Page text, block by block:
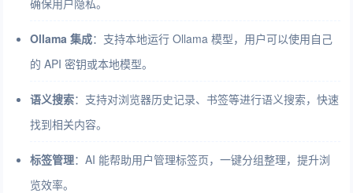
确保用户隐私。
Ollama 集成：支持本地运行 Ollama 模型，用户可以使用自己
的 API 密钥或本地模型。
语义搜索：支持对浏览器历史记录、书签等进行语义搜索，快速
找到相关内容。
标签管理：AI 能帮助用户管理标签页，一键分组整理，提升浏
览效率。